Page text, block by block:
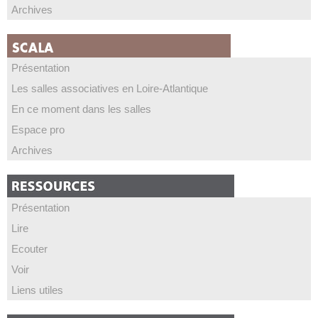
Archives
Présentation
Les salles associatives en Loire-Atlantique
En ce moment dans les salles
Espace pro
Archives
Présentation
Lire
Ecouter
Voir
Liens utiles